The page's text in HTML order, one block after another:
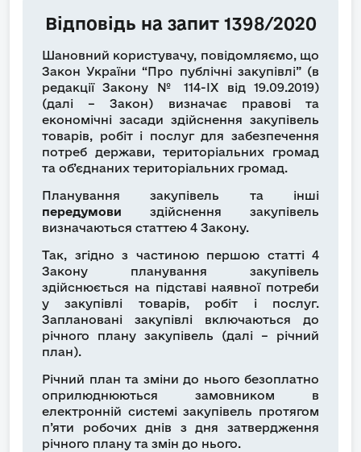
Відповідь на запит 1398/2020
Шановний користувачу, повідомляємо, що
Закон України “Про публічні закупівлі” (в
редакції Закону № 114-IX від 19.09.2019)
(далі – Закон) визначає правові та
економічні засади здійснення закупівель
товарів, робіт і послуг для забезпечення
потреб держави, територіальних громад
та об’єднаних територіальних громад.
Планування закупівель та інші
передумови здійснення закупівель
визначаються статтею 4 Закону.
Так, згідно з частиною першою статті 4
Закону планування закупівель
здійснюється на підставі наявної потреби
у закупівлі товарів, робіт і послуг.
Заплановані закупівлі включаються до
річного плану закупівель (далі – річний
план).
Річний план та зміни до нього безоплатно
оприлюднюються замовником в
електронній системі закупівель протягом
п’яти робочих днів з дня затвердження
річного плану та змін до нього.